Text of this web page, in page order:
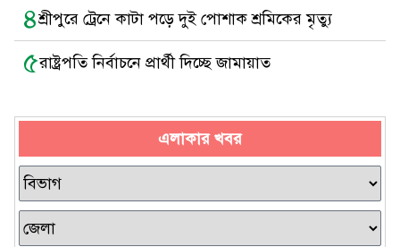
৪শ্রীপুরে ট্রেনে কাটা পড়ে দুই পোশাক শ্রমিকের মৃত্যু
৫রাষ্ট্রপতি নির্বাচনে প্রার্থী দিচ্ছে জামায়াত
এলাকার খবর